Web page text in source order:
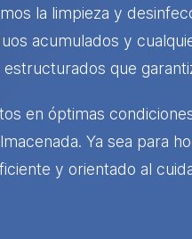
la limpieza y
acumulados y
que
en óptimas
Ya sea para
y orientado al